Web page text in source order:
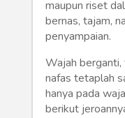
Bisnis
Humaniora
Sketsa
Tekno
maupun riset
bernas, tajam,
penyampaian.
Wajah berganti,
nafas tetaplah
hanya pada
berikut